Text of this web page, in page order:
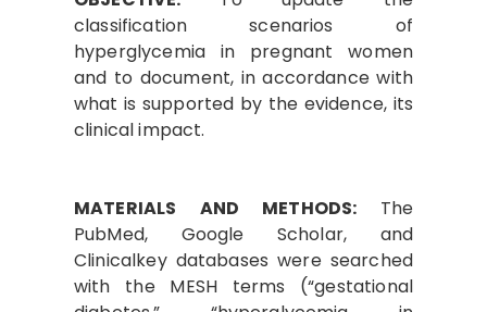
classification scenarios of
hyperglycemia in pregnant women
and to document, in accordance with
what is supported by the evidence, its
clinical impact.
MATERIALS AND METHODS: The
PubMed, Google Scholar, and
Clinicalkey databases were searched
with the MESH terms (“gestational